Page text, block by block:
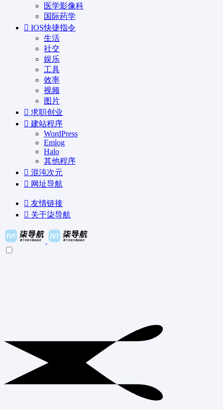
医学影像科
国际药学
IOS快捷指令
生活
社交
娱乐
工具
效率
视频
图片
求职创业
建站程序
WordPress
Emlog
Halo
其他程序
混沌次元
网址导航
友情链接
关于柒导航